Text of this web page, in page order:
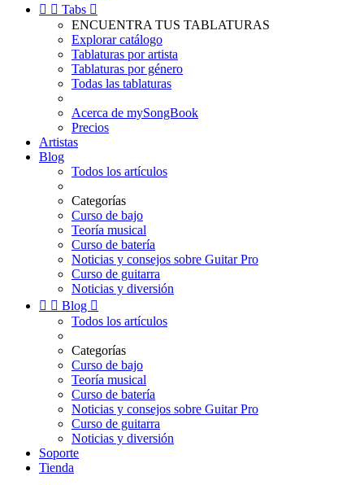
  Tabs 
ENCUENTRA TUS TABLATURAS
Explorar catálogo
Tablaturas por artista
Tablaturas por género
Todas las tablaturas
Acerca de mySongBook
Precios
Artistas
Blog
Todos los artículos
Categorías
Curso de bajo
Teoría musical
Curso de batería
Noticias y consejos sobre Guitar Pro
Curso de guitarra
Noticias y diversión
  Blog 
Todos los artículos
Categorías
Curso de bajo
Teoría musical
Curso de batería
Noticias y consejos sobre Guitar Pro
Curso de guitarra
Noticias y diversión
Soporte
Tienda